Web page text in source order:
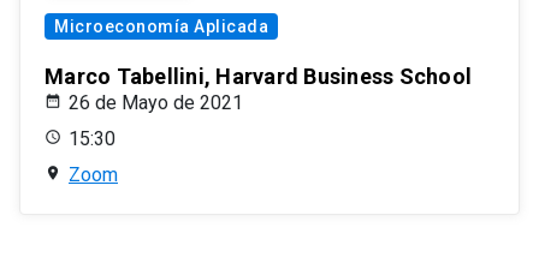
Microeconomía Aplicada
Marco Tabellini, Harvard Business School
26 de Mayo de 2021
15:30
Zoom